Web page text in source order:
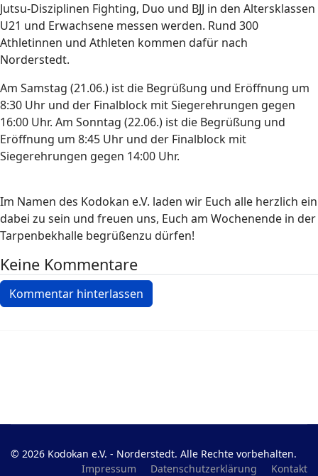
Jutsu-Disziplinen Fighting, Duo und BJJ in den Altersklassen
U21 und Erwachsene messen werden. Rund 300
Athletinnen und Athleten kommen dafür nach
Norderstedt.
Am Samstag (21.06.) ist die Begrüßung und Eröffnung um
8:30 Uhr und der Finalblock mit Siegerehrungen gegen
16:00 Uhr. Am Sonntag (22.06.) ist die Begrüßung und
Eröffnung um 8:45 Uhr und der Finalblock mit
Siegerehrungen gegen 14:00 Uhr.
Im Namen des Kodokan e.V. laden wir Euch alle herzlich ein
dabei zu sein und freuen uns, Euch am Wochenende in der
Tarpenbekhalle begrüßenzu dürfen!
Keine Kommentare
Kommentar hinterlassen
© 2026 Kodokan e.V. - Norderstedt. Alle Rechte vorbehalten.
Impressum
Datenschutzerklärung Kontakt